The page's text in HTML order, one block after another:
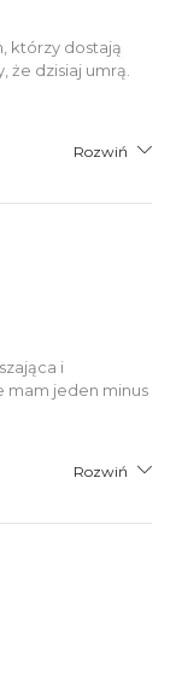
którzy dostają
że dzisiaj umrą.
Rozwiń
i
mam jeden minus
Rozwiń